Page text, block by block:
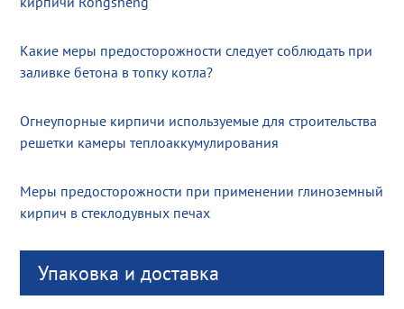
Какие меры предосторожности следует соблюдать при
заливке бетона в топку котла?
Огнеупорные кирпичи используемые для строительства
решетки камеры теплоаккумулирования
Меры предосторожности при применении глиноземный
кирпич в стеклодувных печах
Упаковка и доставка